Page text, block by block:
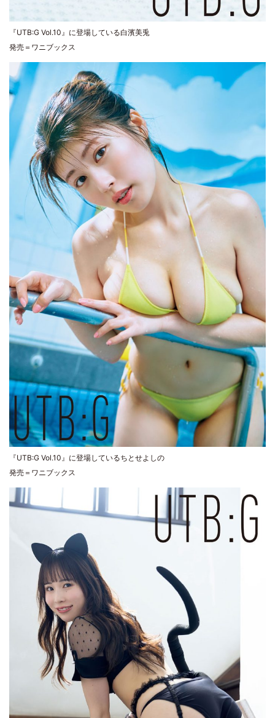
『UTB:G Vol.10』に登場している白濱美兎
発売＝ワニブックス
『UTB:G Vol.10』に登場しているちとせよしの
発売＝ワニブックス